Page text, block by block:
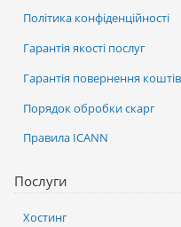
Послуги
Хостинг
Політика конфіденційності
Гарантія якості послуг
Гарантія повернення коштів
Порядок обробки скарг
Правила ICANN